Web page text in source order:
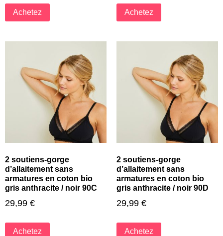
Achetez Achetez
2 soutiens-gorge
d’allaitement sans
armatures en coton bio
gris anthracite / noir 90C
29,99 €
Achetez
2 soutiens-gorge
d’allaitement sans
armatures en coton bio
gris anthracite / noir 90D
29,99 €
Achetez